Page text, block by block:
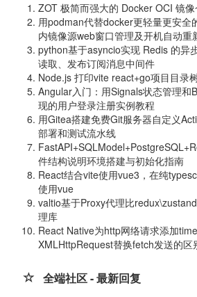
ZOT 极简而强大的 Docker OCI 镜
用podman代替docker更轻量更安全
内镜像源web窗口管理及开机自动重
python基于asyncio实现 Redis 的异
读取、发布订阅消息中间件
Node.js 打印vite react+go项目目录
Angular入门：用Signals状态管理和
现的用户登录注册实例教程
用Gitea搭建免费Git服务器自定义
部署和测试流水线
件结构说明环境搭建与初始化指南
React结合vite使用vue3，在纯
使用vue
valtio基于Proxy代理比
理库
React Native为http网络请求添加
XMLHttpRequest替换fetch发送的区
全端社区 - 最新回复